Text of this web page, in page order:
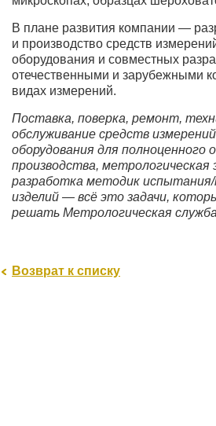
В плане развития компании —
и производство средств
оборудования и совместных
отечественными и зарубежными
видах измерений.
Поставка, поверка, ремонт,
обслуживание средств
оборудования для полноценного
производства, метрологическая
разработка методик испытания/
изделий — всё это задачи,
решать Метрологическая
Возврат к списку